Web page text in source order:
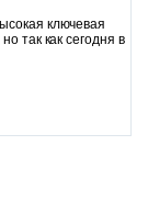
ключевая
так как сегодня в